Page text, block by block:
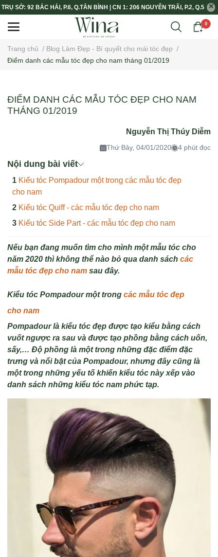
TRỤ SỞ: 92 BẮC HẢI, P.6, Q.TÂN BÌNH | CN 1: 206 NGUYỄN TRÃI, P.2, Q.5
0
Trang chủ / Blog Làm Đẹp - Bí quyết cho mái tóc đẹp /
Điểm danh các mẫu tóc đẹp cho nam tháng 01/2019
ĐIỂM DANH CÁC MẪU TÓC ĐẸP CHO NAM
THÁNG 01/2019
Nguyễn Thị Thúy Diễm
Thứ Bảy, 04/01/2020 4 phút đọc
Nội dung bài viết
Kiểu tóc Pompadour một trong các mẫu tóc đẹp
cho nam
Kiểu tóc Quiff - các mẫu tóc đẹp cho nam
Kiểu tóc Side Part - các mẫu tóc đẹp cho nam
Nếu bạn đang muốn tìm cho mình một mẫu tóc cho
năm 2020 thì không thể nào bỏ qua danh sách các
mẫu tóc đẹp cho nam sau đây.
Kiểu tóc Pompadour một trong các mẫu tóc đẹp
cho nam
Pompadour là kiểu tóc đẹp được tạo kiểu bằng cách
vuốt ngược ra sau và được tạo phồng bằng cách uốn,
sấy,… Độ phồng là một trong những đặc điểm đặc
trưng và nổi bật của Pompadour, nhưng đây cũng là
một trong những yếu tố khiến kiểu tóc này xếp vào
danh sách những kiểu tóc nam phức tạp.